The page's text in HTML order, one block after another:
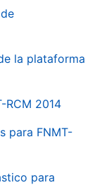
la plataforma
RCM 2014
para FNMT-
para